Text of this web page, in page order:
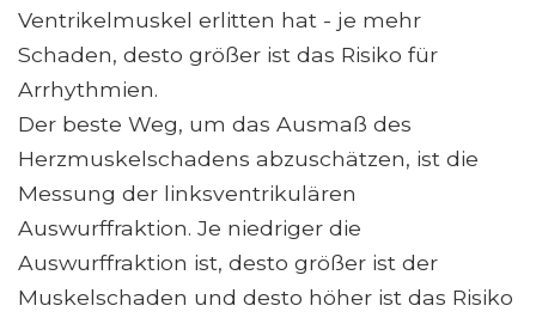
Ventrikelmuskel erlitten hat - je mehr
Schaden, desto größer ist das Risiko für
Arrhythmien.
Der beste Weg, um das Ausmaß des
Herzmuskelschadens abzuschätzen, ist die
Messung der linksventrikulären
Auswurffraktion. Je niedriger die
Auswurffraktion ist, desto größer ist der
Muskelschaden und desto höher ist das Risiko